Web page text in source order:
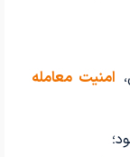
امنیت معامله